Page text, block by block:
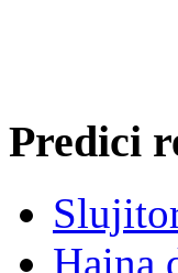
Predici
Haina